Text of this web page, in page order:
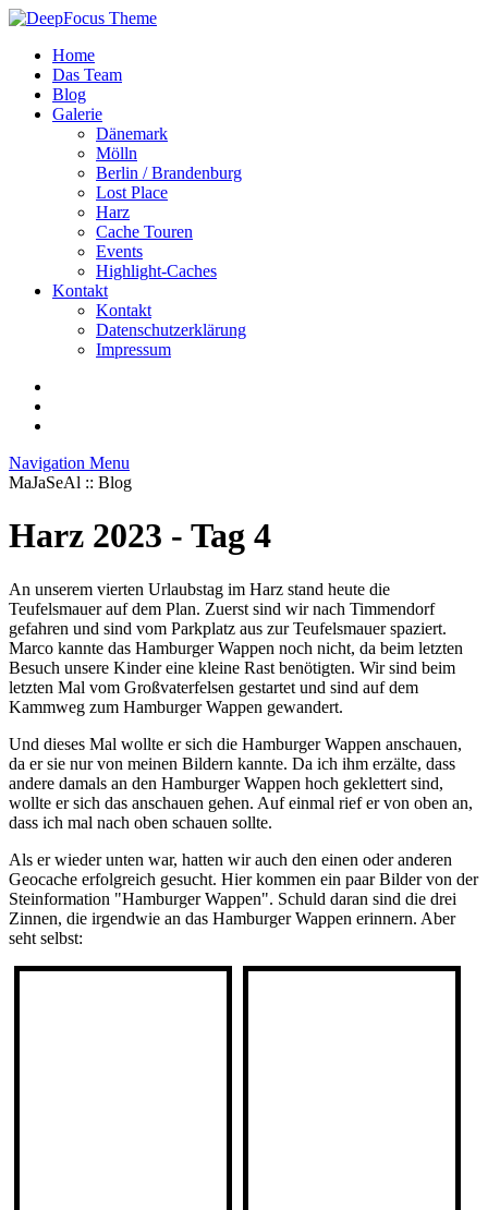
Home
Das Team
Blog
Galerie
Dänemark
Mölln
Berlin / Brandenburg
Lost Place
Harz
Cache Touren
Events
Highlight-Caches
Kontakt
Kontakt
Datenschutzerklärung
Impressum
Navigation Menu
MaJaSeAl :: Blog
Harz 2023 - Tag 4
An unserem vierten Urlaubstag im Harz stand heute die
Teufelsmauer auf dem Plan. Zuerst sind wir nach Timmendorf
gefahren und sind vom Parkplatz aus zur Teufelsmauer spaziert.
Marco kannte das Hamburger Wappen noch nicht, da beim letzten
Besuch unsere Kinder eine kleine Rast benötigten. Wir sind beim
letzten Mal vom Großvaterfelsen gestartet und sind auf dem
Kammweg zum Hamburger Wappen gewandert.
Und dieses Mal wollte er sich die Hamburger Wappen anschauen,
da er sie nur von meinen Bildern kannte. Da ich ihm erzälte, dass
andere damals an den Hamburger Wappen hoch geklettert sind,
wollte er sich das anschauen gehen. Auf einmal rief er von oben an,
dass ich mal nach oben schauen sollte.
Als er wieder unten war, hatten wir auch den einen oder anderen
Geocache erfolgreich gesucht. Hier kommen ein paar Bilder von der
Steinformation "Hamburger Wappen". Schuld daran sind die drei
Zinnen, die irgendwie an das Hamburger Wappen erinnern. Aber
seht selbst: